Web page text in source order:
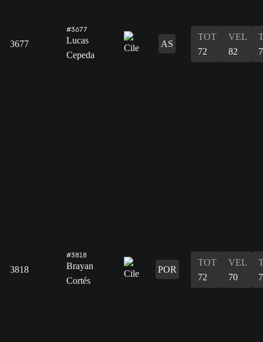
3677
#3677
Lucas
Cepeda
AS
TOT
72
VEL
82
3818
#3818
Brayan
Cortés
POR
TOT
72
VEL
70